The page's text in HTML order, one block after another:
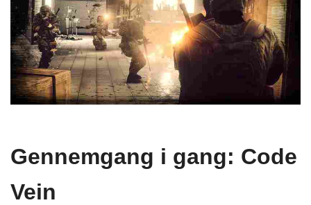
Gennemgang i gang: Code
Vein